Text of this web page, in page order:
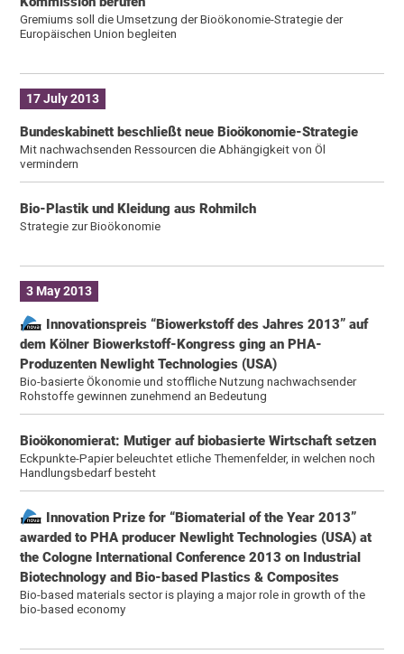
Gremiums soll die Umsetzung der Bioökonomie-Strategie der
Europäischen Union begleiten
17 July 2013
Bundeskabinett beschließt neue Bioökonomie-Strategie
Mit nachwachsenden Ressourcen die Abhängigkeit von Öl
vermindern
Bio-Plastik und Kleidung aus Rohmilch
Strategie zur Bioökonomie
3 May 2013
Innovationspreis “Biowerkstoff des Jahres 2013” auf
dem Kölner Biowerkstoff-Kongress ging an PHA-
Produzenten Newlight Technologies (USA)
Bio-basierte Ökonomie und stoffliche Nutzung nachwachsender
Rohstoffe gewinnen zunehmend an Bedeutung
Bioökonomierat: Mutiger auf biobasierte Wirtschaft setzen
Eckpunkte-Papier beleuchtet etliche Themenfelder, in welchen noch
Handlungsbedarf besteht
Innovation Prize for “Biomaterial of the Year 2013”
awarded to PHA producer Newlight Technologies (USA) at
the Cologne International Conference 2013 on Industrial
Biotechnology and Bio-based Plastics & Composites
Bio-based materials sector is playing a major role in growth of the
bio-based economy